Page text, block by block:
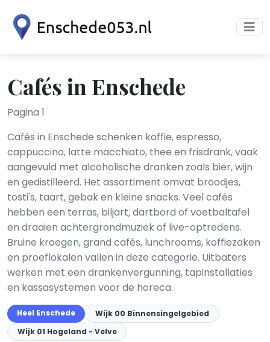
Cafés in Enschede
Pagina 1
Cafés in Enschede schenken koffie, espresso,
cappuccino, latte macchiato, thee en frisdrank, vaak
aangevuld met alcoholische dranken zoals bier, wijn
en gedistilleerd. Het assortiment omvat broodjes,
tosti's, taart, gebak en kleine snacks. Veel cafés
hebben een terras, biljart, dartbord of voetbaltafel
en draaien achtergrondmuziek of live-optredens.
Bruine kroegen, grand cafés, lunchrooms, koffiezaken
en proeflo­kalen vallen in deze categorie. Uitbaters
werken met een drankenvergunning, tapinstallaties
en kassa­systemen voor de horeca.
Heel Enschede
Wijk 00 Binnensingelgebied
Wijk 01 Hogeland - Velve